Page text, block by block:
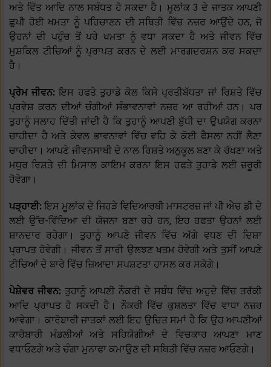
ਅਤੇ ਵਿੱਤ ਆਦਿ ਨਾਲ ਸਬੰਧਤ ਹੋ ਸਕਦਾ ਹੈ। ਮੂਲਾਂਕ 3 ਦੇ ਜਾਤਕ ਆਪਣੀ
ਛੁਪੀ ਹੋਈ ਖਮਤਾ ਨੂੰ ਪਹਿਚਾਣਨ ਦੀ ਸਥਿਤੀ ਵਿੱਚ ਨਜ਼ਰ ਆਉਂਦੇ ਹਨ, ਜੋ
ਉਹਨਾਂ ਦੀ ਪਹੁੰਚ ਤੋਂ ਪਰੇ ਖਮਤਾ ਨੂੰ ਵਧਾ ਸਕਦਾ ਹੈ ਅਤੇ ਜੀਵਨ ਵਿੱਚ
ਮੁਸ਼ਕਿਲ ਟੀਚਿਆਂ ਨੂੰ ਪ੍ਰਾਪਤ ਕਰਨ ਦੇ ਲਈ ਮਾਰਗਦਰਸ਼ਨ ਕਰ ਸਕਦਾ
ਹੈ।
ਪ੍ਰੇਮ ਜੀਵਨ:ਇਸ ਹਫਤੇ ਤੁਹਾਡੇ ਕੋਲ ਕਿਸੇ ਪ੍ਰਤੀਬੱਧਤਾ ਜਾਂ ਰਿਸ਼ਤੇ ਵਿੱਚ
ਪ੍ਰਵੇਸ਼ ਕਰਨ ਦੀਆਂ ਚੰਗੀਆਂ ਸੰਭਾਵਨਾਵਾਂ ਨਜ਼ਰ ਆ ਰਹੀਆਂ ਹਨ। ਪਰ
ਤੁਹਾਨੂੰ ਸਲਾਹ ਦਿੱਤੀ ਜਾਂਦੀ ਹੈ ਕਿ ਤੁਹਾਨੂੰ ਆਪਣੀ ਬੁੱਧੀ ਦਾ ਉਪਯੋਗ ਕਰਨਾ
ਚਾਹੀਦਾ ਹੈ ਅਤੇ ਕੇਵਲ ਭਾਵਨਾਵਾਂ ਵਿੱਚ ਵਹਿ ਕੇ ਕੋਈ ਫੈਸਲਾ ਨਹੀਂ ਲੈਣਾ
ਚਾਹੀਦਾ। ਆਪਣੇ ਜੀਵਨਸਾਥੀ ਦੇ ਨਾਲ ਰਿਸ਼ਤੇ ਅਨੁਕੂਲ ਬਣਾ ਕੇ ਰੱਖਣਾ ਅਤੇ
ਮਧੁਰ ਰਿਸ਼ਤੇ ਦੀ ਮਿਸਾਲ ਕਾਇਮ ਕਰਨਾ ਇਸ ਹਫਤੇ ਤੁਹਾਡੇ ਲਈ ਜ਼ਰੂਰੀ
ਹੋਵੇਗਾ।
ਪੜ੍ਹਾਈ:ਇਸ ਮੂਲਾਂਕ ਦੇ ਜਿਹੜੇ ਵਿਦਿਆਰਥੀ ਮਾਸਟਰਜ਼ ਜਾਂ ਪੀ ਐਚ ਡੀ ਦੇ
ਲਈ ਉੱਚ-ਵਿੱਦਿਆ ਦੀ ਯੋਜਨਾ ਬਣਾ ਰਹੇ ਹਨ, ਇਹ ਹਫਤਾ ਉਹਨਾਂ ਲਈ
ਸ਼ਾਨਦਾਰ ਰਹੇਗਾ। ਤੁਹਾਨੂੰ ਆਪਣੇ ਜੀਵਨ ਵਿੱਚ ਅੱਗੇ ਵਧਣ ਦੀ ਦਿਸ਼ਾ
ਪ੍ਰਾਪਤ ਹੋਵੇਗੀ। ਜੀਵਨ ਤੋਂ ਸਾਰੀ ਉਲਝਣ ਖਤਮ ਹੋਵੇਗੀ ਅਤੇ ਤੁਸੀਂ ਆਪਣੇ
ਟੀਚਿਆਂ ਦੇ ਬਾਰੇ ਵਿੱਚ ਜ਼ਿਆਦਾ ਸਪਸ਼ਟਤਾ ਹਾਸਲ ਕਰ ਸਕੋਗੇ।
ਪੇਸ਼ੇਵਰ ਜੀਵਨ: ਤੁਹਾਨੂੰ ਆਪਣੀ ਨੌਕਰੀ ਦੇ ਸਬੰਧ ਵਿੱਚ ਅਹੁਦੇ ਵਿੱਚ ਤਰੱਕੀ
ਆਦਿ ਪ੍ਰਾਪਤ ਹੋ ਸਕਦੀ ਹੈ। ਨੌਕਰੀ ਵਿੱਚ ਕੁਸ਼ਲਤਾ ਵਿੱਚ ਵਾਧਾ ਨਜ਼ਰ
ਆਵੇਗਾ। ਕਾਰੋਬਾਰੀ ਜਾਤਕਾਂ ਲਈ ਇਹ ਉਚਿਤ ਸਮਾਂ ਹੈ ਕਿ ਉਹ ਆਪਣੀਆਂ
ਕਾਰੋਬਾਰੀ ਮੰਡਲੀਆਂ ਅਤੇ ਸਹਿਯੋਗੀਆਂ ਦੇ ਵਿਚਕਾਰ ਆਪਣਾ ਮਾਣ
ਵਧਾਓਣਗੇ ਅਤੇ ਚੰਗਾ ਮੁਨਾਫਾ ਕਮਾਉਣ ਦੀ ਸਥਿਤੀ ਵਿੱਚ ਨਜ਼ਰ ਆਓਣਗੇ।